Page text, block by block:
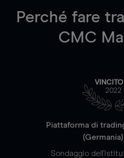
Perché fare
CMC
2022
Piattaforma di
Sondaggio